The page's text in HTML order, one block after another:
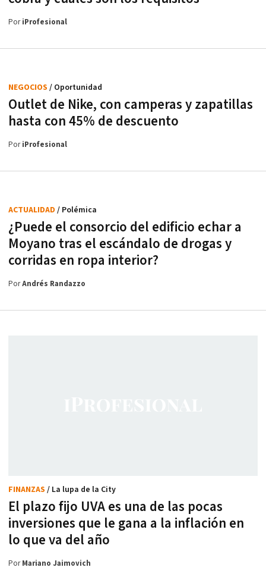
PoriProfesional
Outlet de Nike, con camperas y zapatillas
hasta con 45% de descuento
NEGOCIOS / Oportunidad
PoriProfesional
¿Puede el consorcio del edificio echar a
Moyano tras el escándalo de drogas y
corridas en ropa interior?
ACTUALIDAD / Polémica
PorAndrés Randazzo
El plazo fijo UVA es una de las pocas
inversiones que le gana a la inflación en
lo que va del año
FINANZAS / La lupa de la City
PorMariano Jaimovich